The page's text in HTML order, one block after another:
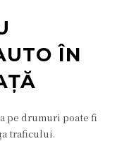
ÎN
pe drumuri poate fi
traficului.